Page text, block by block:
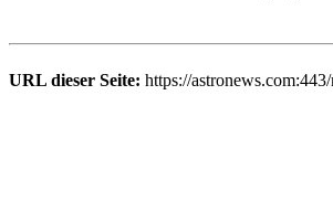
URL dieser Seite: https://